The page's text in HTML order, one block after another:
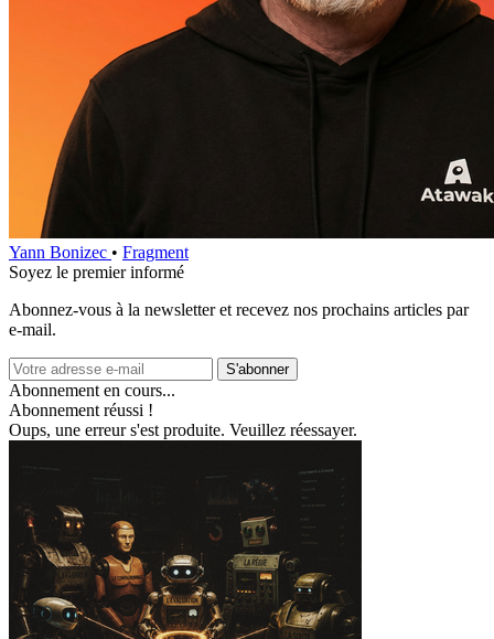
Yann Bonizec • Fragment
Soyez le premier informé
Abonnez‑vous à la newsletter et recevez nos prochains articles par
e‑mail.
S'abonner
Abonnement en cours...
Abonnement réussi !
Oups, une erreur s'est produite. Veuillez réessayer.